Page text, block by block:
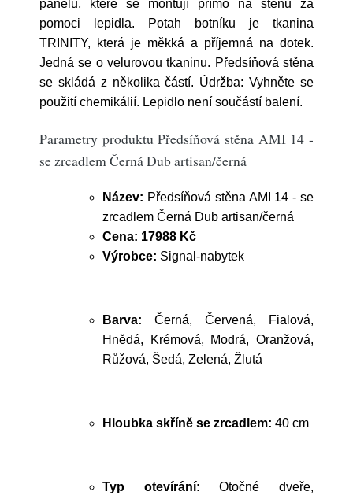
panelů, které se montují přímo na stěnu za
pomoci lepidla. Potah botníku je tkanina
TRINITY, která je měkká a příjemná na dotek.
Jedná se o velurovou tkaninu. Předsíňová stěna
se skládá z několika částí. Údržba: Vyhněte se
použití chemikálií. Lepidlo není součástí balení.
Parametry produktu Předsíňová stěna AMI 14 -
se zrcadlem Černá Dub artisan/černá
Název: Předsíňová stěna AMI 14 - se
zrcadlem Černá Dub artisan/černá
Cena: 17988 Kč
Výrobce: Signal-nabytek
Barva: Černá, Červená, Fialová,
Hnědá, Krémová, Modrá, Oranžová,
Růžová, Šedá, Zelená, Žlutá
Hloubka skříně se zrcadlem: 40 cm
Typ otevírání: Otočné dveře,